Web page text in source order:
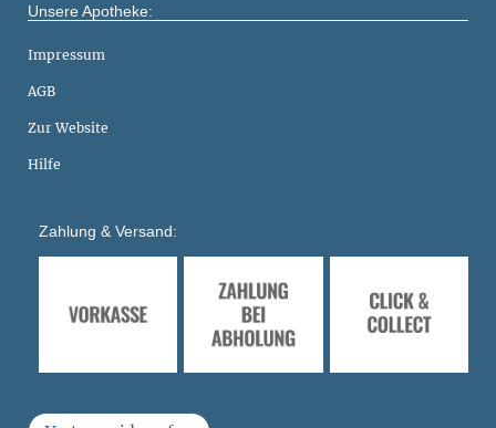
Unsere Apotheke:
Impressum
AGB
Zur Website
Hilfe
Zahlung & Versand: